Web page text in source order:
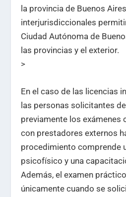
la provincia de Buenos
interjurisdiccionales
Ciudad Autónoma de
las provincias y el exterior.
>
En el caso de las licencias
las personas solicitantes
previamente los exámenes
con prestadores externos
procedimiento comprende
psicofísico y una
Además, el examen
únicamente cuando se